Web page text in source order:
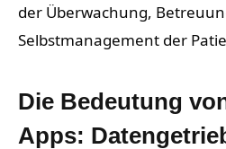
der Überwachung,
Selbstmanagement der
Die Bedeutung
Apps: